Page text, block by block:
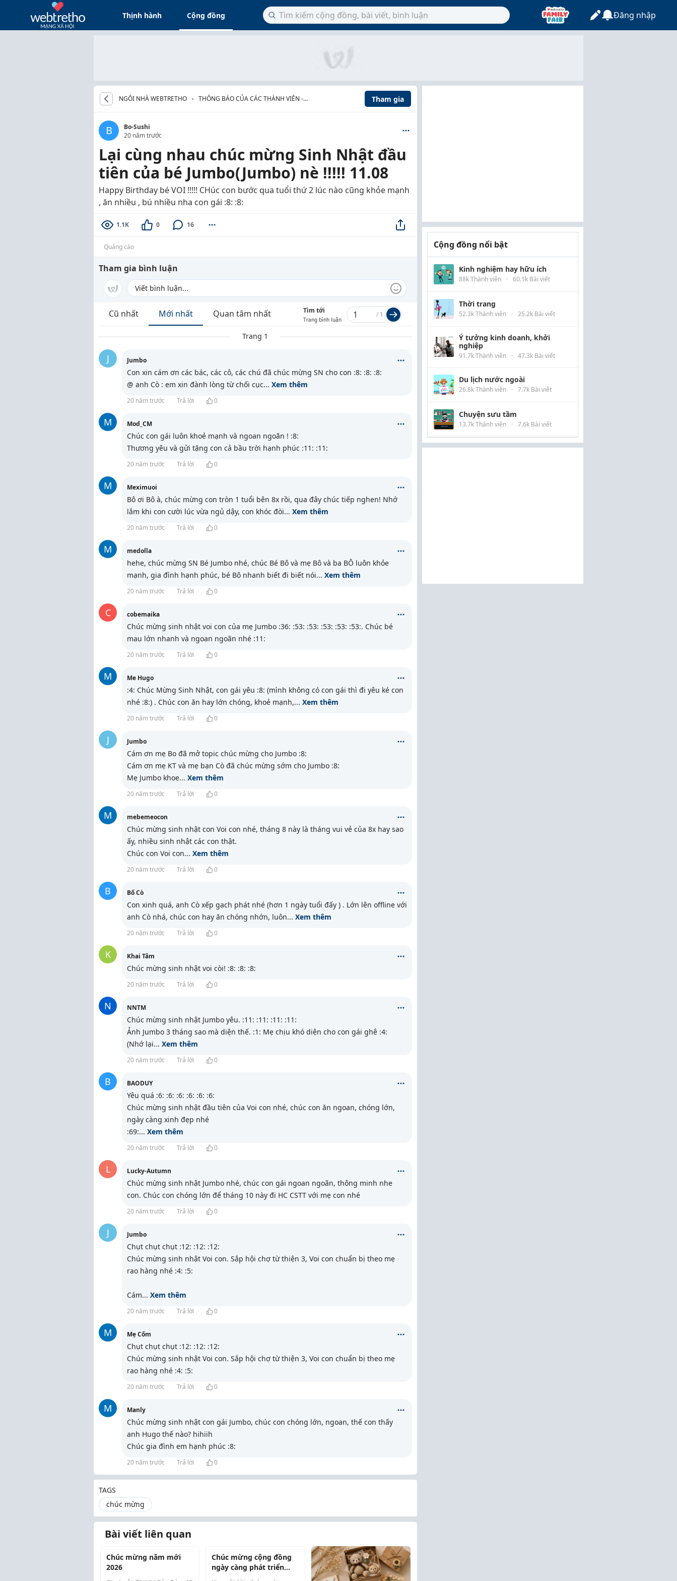
Thịnh hành Cộng đồng Đăng nhập
NGÔI NHÀ WEBTRETHO
THÔNG BÁO CỦA CÁC THÀNH VIÊN -
Tham gia
B
Bo-Sushi
20 năm trước
Lại cùng nhau chúc mừng Sinh Nhật đầu
tiên của bé Jumbo(Jumbo) nè !!!!! 11.08
Happy Birthday bé VOI !!!!! CHúc con bước qua tuổi thứ 2 lúc nào cũng khỏe mạnh
, ăn nhiều , bú nhiều nha con gái :8: :8:
1.1K 0 16
Quảng cáo
Tham gia bình luận
Cũ nhất Mới nhất Quan tâm nhất Tìm tới
Trang bình luận
/ 1
Trang 1
J Jumbo
Con xin cám ơn các bác, các cô, các chú đã chúc mừng SN cho con :8: :8: :8:
@ anh Cò : em xin đành lòng từ chối cục... Xem thêm
20 năm trước Trả lời 0
M Mod_CM
Chúc con gái luôn khoẻ mạnh và ngoan ngoãn ! :8:
Thương yêu và gửi tặng con cả bầu trời hạnh phúc :11: :11:
20 năm trước Trả lời 0
M Meximuoi
Bô ơi Bô à, chúc mừng con tròn 1 tuổi bên 8x rồi, qua đây chúc tiếp nghen! Nhớ
lắm khi con cười lúc vừa ngủ dậy, con khóc đòi... Xem thêm
20 năm trước Trả lời 0
M medolla
hehe, chúc mừng SN Bé Jumbo nhé, chúc Bé Bô và mẹ Bô và ba BÔ luôn khỏe
mạnh, gia đình hạnh phúc, bé Bô nhanh biết đi biết nói... Xem thêm
20 năm trước Trả lời 0
C cobemaika
Chúc mừng sinh nhật voi con của mẹ Jumbo :36: :53: :53: :53: :53: :53:. Chúc bé
mau lớn nhanh và ngoan ngoãn nhé :11:
20 năm trước Trả lời 0
M Me Hugo
:4: Chúc Mừng Sinh Nhật, con gái yêu :8: (mình không có con gái thì đi yêu ké con
nhé :8:) . Chúc con ăn hay lớn chóng, khoẻ mạnh,... Xem thêm
20 năm trước Trả lời 0
J Jumbo
Cám ơn mẹ Bo đã mở topic chúc mừng cho Jumbo :8:
Cám ơn mẹ KT và mẹ bạn Cò đã chúc mừng sớm cho Jumbo :8:
Mẹ Jumbo khoe... Xem thêm
20 năm trước Trả lời 0
M mebemeocon
Chúc mừng sinh nhật con Voi con nhé, tháng 8 này là tháng vui vẻ của 8x hay sao
ấy, nhiều sinh nhật các con thật.
Chúc con Voi con... Xem thêm
20 năm trước Trả lời 0
B Bố Cò
Con xinh quá, anh Cò xếp gạch phát nhé (hơn 1 ngày tuổi đấy ) . Lớn lên offline với
anh Cò nhá, chúc con hay ăn chóng nhớn, luôn... Xem thêm
20 năm trước Trả lời 0
K Khai Tâm
Chúc mừng sinh nhật voi còi! :8: :8: :8:
20 năm trước Trả lời 0
N NNTM
Chúc mừng sinh nhật Jumbo yêu. :11: :11: :11: :11:
Ảnh Jumbo 3 tháng sao mà diện thế. :1: Mẹ chịu khó diện cho con gái ghê :4:
(Nhớ lại... Xem thêm
20 năm trước Trả lời 0
B BAODUY
Yêu quá :6: :6: :6: :6: :6: :6:
Chúc mừng sinh nhật đầu tiên của Voi con nhé, chúc con ăn ngoan, chóng lớn,
ngày càng xinh đẹp nhé
:69:... Xem thêm
20 năm trước Trả lời 0
L Lucky-Autumn
Chúc mừng sinh nhật Jumbo nhé, chúc con gái ngoan ngoãn, thông minh nhe
con. Chúc con chóng lớn để tháng 10 này đi HC CSTT với mẹ con nhé
20 năm trước Trả lời 0
J Jumbo
Chụt chụt chụt :12: :12: :12:
Chúc mừng sinh nhật Voi con. Sắp hội chợ từ thiện 3, Voi con chuẩn bị theo mẹ
rao hàng nhé :4: :5:
Cám... Xem thêm
20 năm trước Trả lời 0
M Mẹ Cốm
Chụt chụt chụt :12: :12: :12:
Chúc mừng sinh nhật Voi con. Sắp hội chợ từ thiện 3, Voi con chuẩn bị theo mẹ
rao hàng nhé :4: :5:
20 năm trước Trả lời 0
M Manly
Chúc mừng sinh nhật con gái Jumbo, chúc con chóng lớn, ngoan, thế con thấy
anh Hugo thế nào? hihiih
Chúc gia đình em hạnh phúc :8:
20 năm trước Trả lời 0
TAGS
chúc mừng
Bài viết liên quan
Chúc mừng năm mới
2026
Chúc mừng cộng đồng
ngày càng phát triển
mạnh mẽ
Cộng đồng nổi bật
Kinh nghiệm hay hữu ích
88k Thành viên · 60.1k Bài viết
Thời trang
52.3k Thành viên · 25.2k Bài viết
Ý tưởng kinh doanh, khởi
nghiệp
91.7k Thành viên · 47.3k Bài viết
Du lịch nước ngoài
26.8k Thành viên · 7.7k Bài viết
Chuyện sưu tầm
13.7k Thành viên · 7.6k Bài viết